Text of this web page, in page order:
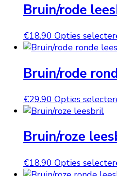
Bruin/rode
€18.90 Opties
Bruin/rode
€29.90 Opties
Bruin/roze
€18.90 Opties